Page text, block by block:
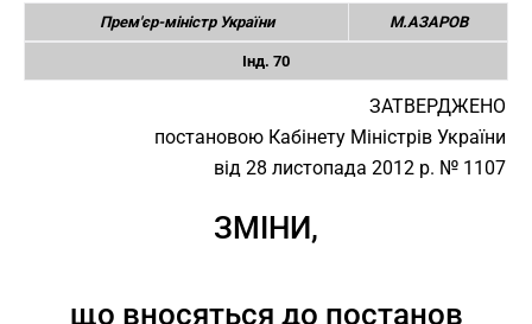
Прем'єр-міністр України М.АЗАРОВ
Інд. 70
ЗАТВЕРДЖЕНО
постановою Кабінету Міністрів України
від 28 листопада 2012 р. № 1107
ЗМІНИ,
що вносяться до постанов